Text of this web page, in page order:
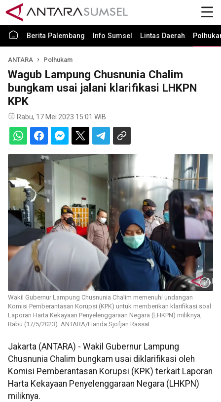
Berita Palembang Info Sumsel Lintas Daerah
ANTARA Polhukam
Wagub Lampung Chusnunia Chalim
bungkam usai jalani klarifikasi LHKPN
KPK
Rabu, 17 Mei 2023 15:01 WIB
Wakil Gubernur Lampung Chusnunia Chalim memenuhi undangan
Komisi Pemberantasan Korupsi (KPK) untuk memberikan klarifikasi soal
Laporan Harta Kekayaan Penyelenggaraan Negara (LHKPN) miliknya,
Rabu (17/5/2023). ANTARA/Fianda Sjofjan Rassat.
Jakarta (ANTARA) - Wakil Gubernur Lampung
Chusnunia Chalim bungkam usai diklarifikasi oleh
Komisi Pemberantasan Korupsi (KPK) terkait Laporan
Harta Kekayaan Penyelenggaraan Negara (LHKPN)
miliknya.